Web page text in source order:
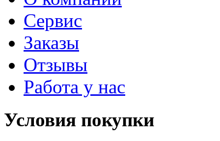
Сервис
Заказы
Отзывы
Работа у нас
Условия покупки